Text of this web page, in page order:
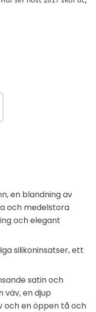
en blandning av
och medelstora
och elegant
silikoninsatser, ett
satin och
väv, en djup
och en öppen tå och